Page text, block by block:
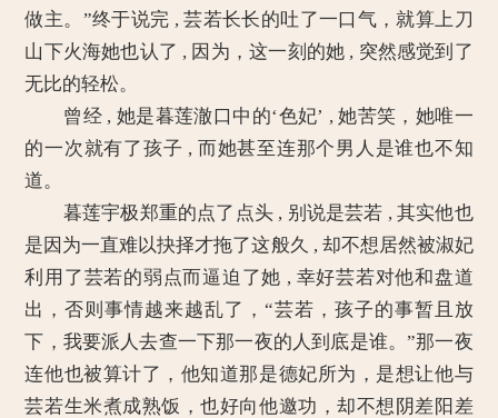
做主。”终于说完 , 芸若长长的吐了一口气，就算上刀
山下火海她也认了 , 因为，这一刻的她 , 突然感觉到了
无比的轻松。
曾经 , 她是暮莲澈口中的‘色妃’ , 她苦笑，她唯一
的一次就有了孩子 , 而她甚至连那个男人是谁也不知
道。
暮莲宇极郑重的点了点头 , 别说是芸若 , 其实他也
是因为一直难以抉择才拖了这般久 , 却不想居然被淑妃
利用了芸若的弱点而逼迫了她 , 幸好芸若对他和盘道
出，否则事情越来越乱了，“芸若，孩子的事暂且放
下，我要派人去查一下那一夜的人到底是谁。”那一夜
连他也被算计了，他知道那是德妃所为，是想让他与
芸若生米煮成熟饭，也好向他邀功，却不想阴差阳差